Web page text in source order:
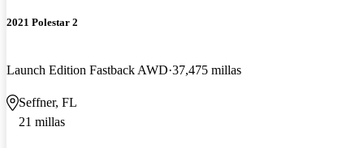
2021 Polestar 2
Launch Edition Fastback AWD 37,475 millas
Seffner, FL
21 millas